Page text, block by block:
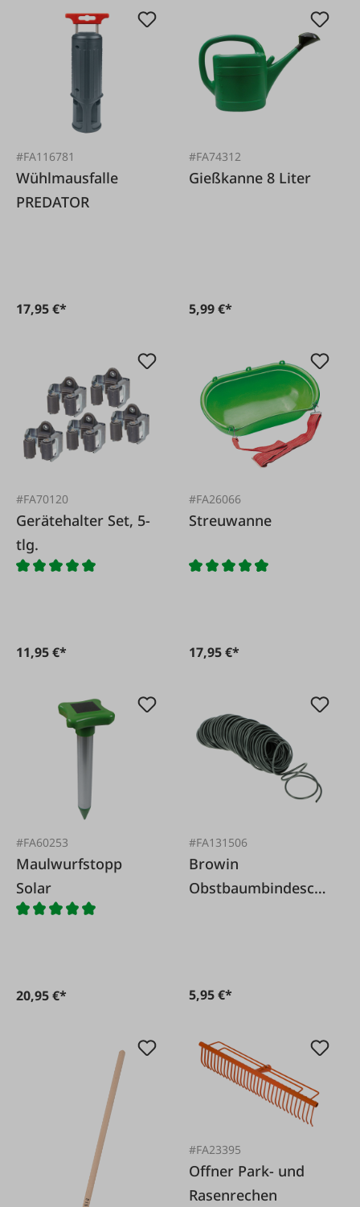
#FA116781
Wühlmausfalle
PREDATOR
17,95 €*
#FA74312
Gießkanne 8 Liter
5,99 €*
#FA70120
Gerätehalter Set, 5-
tlg.
11,95 €*
#FA26066
Streuwanne
17,95 €*
#FA60253
Maulwurfstopp
Solar
20,95 €*
#FA131506
Browin
Obstbaumbindeschl
5,95 €*
#FA23395
Offner Park- und
Rasenrechen